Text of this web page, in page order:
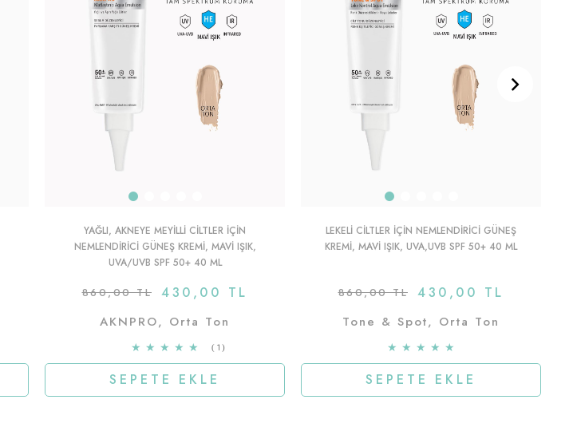
YAĞLI, AKNEYE MEYILLI CILTLER IÇIN
NEMLENDIRICI GÜNEŞ KREMI, MAVI IŞIK,
UVA/UVB SPF 50+ 40 ML
1
430,00 TL
860,00 TL
AKNPRO, Orta Ton
★ ★ ★ ★ ★
SEPETE EKLE
LEKELI CILTLER IÇIN NEMLENDIRICI GÜNEŞ
KREMI, MAVI IŞIK, UVA,UVB SPF 50+ 40 ML
430,00 TL
860,00 TL
Tone & Spot, Orta Ton
★ ★ ★ ★ ★
SEPETE EKLE